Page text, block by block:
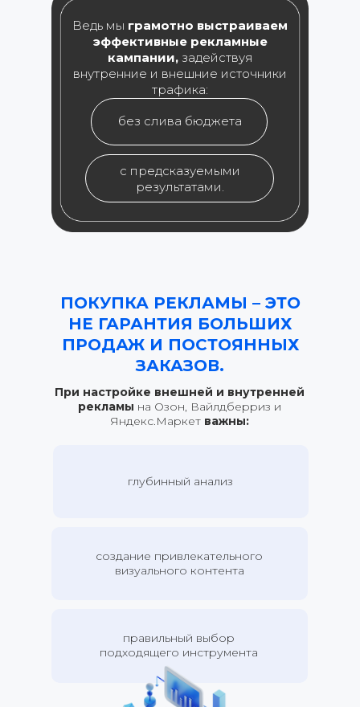
Ведь мы грамотно выстраиваем
эффективные рекламные
кампании,задействуя
внутренние и внешние источники
трафика:
без слива бюджета
с предсказуемыми
результатами.
ПОКУПКА РЕКЛАМЫ – ЭТО
НЕ ГАРАНТИЯ БОЛЬШИХ
ПРОДАЖ И ПОСТОЯННЫХ
ЗАКАЗОВ.
При настройке внешней и внутренней
рекламы на Озон, Вайлдберриз и
Яндекс.Маркет важны:
глубинный анализ
создание привлекательного
визуального контента
правильный выбор
подходящего инструмента